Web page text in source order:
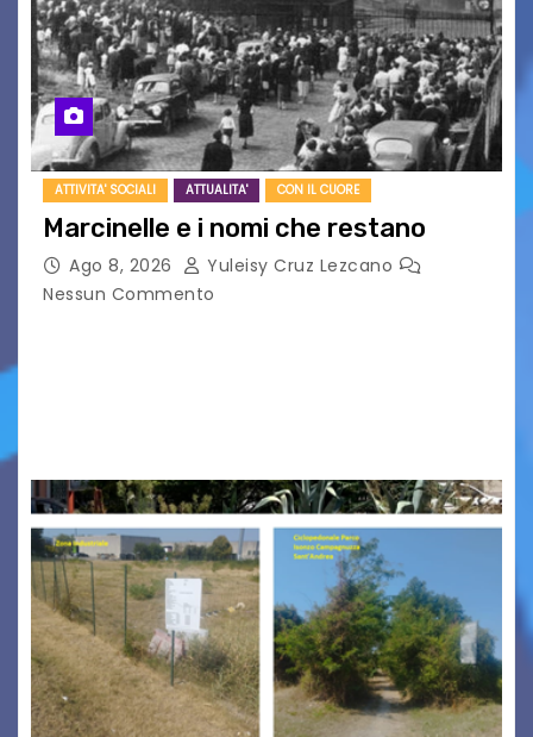
ATTIVITA' SOCIALI ATTUALITA' CON IL CUORE
Marcinelle e i nomi che restano
Ago 8, 2026
Yuleisy Cruz Lezcano
Nessun Commento